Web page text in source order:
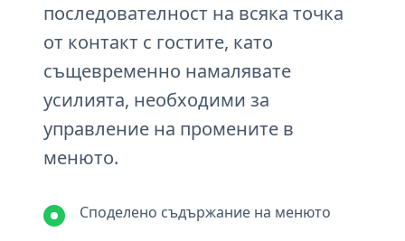
последователност на всяка точка
от контакт с гостите, като
същевременно намалявате
усилията, необходими за
управление на промените в
менюто.
Споделено съдържание на менюто